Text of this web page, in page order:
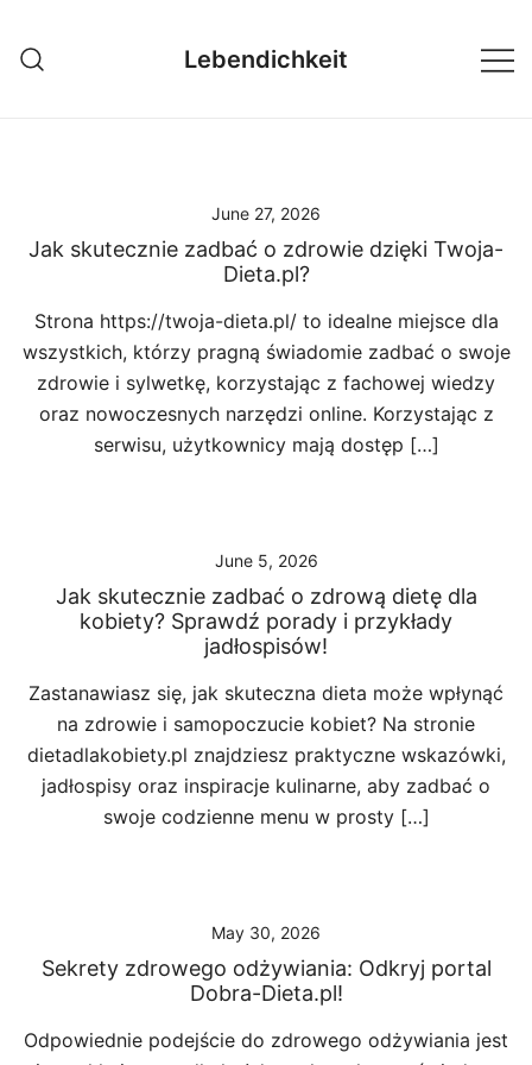
content
Lebendichkeit
June 27, 2026
Jak skutecznie zadbać o zdrowie dzięki Twoja-
Dieta.pl?
Strona https://twoja-dieta.pl/ to idealne miejsce dla
wszystkich, którzy pragną świadomie zadbać o swoje
zdrowie i sylwetkę, korzystając z fachowej wiedzy
oraz nowoczesnych narzędzi online. Korzystając z
serwisu, użytkownicy mają dostęp […]
June 5, 2026
Jak skutecznie zadbać o zdrową dietę dla
kobiety? Sprawdź porady i przykłady
jadłospisów!
Zastanawiasz się, jak skuteczna dieta może wpłynąć
na zdrowie i samopoczucie kobiet? Na stronie
dietadlakobiety.pl znajdziesz praktyczne wskazówki,
jadłospisy oraz inspiracje kulinarne, aby zadbać o
swoje codzienne menu w prosty […]
May 30, 2026
Sekrety zdrowego odżywiania: Odkryj portal
Dobra-Dieta.pl!
Odpowiednie podejście do zdrowego odżywiania jest